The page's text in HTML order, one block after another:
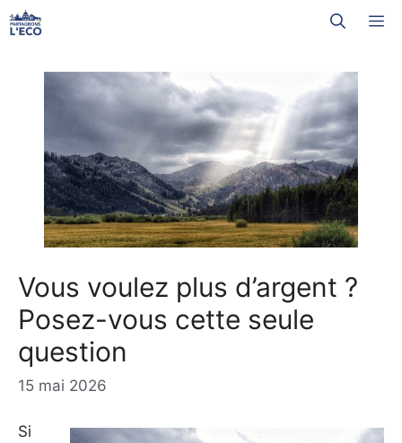
Aller
au
Vous voulez plus d’argent ?
Posez-vous cette seule
question
15 mai 2026
Si